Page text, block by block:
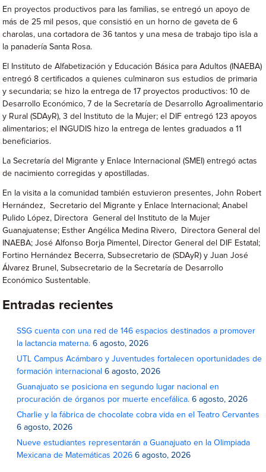
En proyectos productivos para las familias, se entregó un apoyo de
más de 25 mil pesos, que consistió en un horno de gaveta de 6
charolas, una cortadora de 36 tantos y una mesa de trabajo tipo isla a
la panadería Santa Rosa.
El Instituto de Alfabetización y Educación Básica para Adultos (INAEBA)
entregó 8 certificados a quienes culminaron sus estudios de primaria
y secundaria; se hizo la entrega de 17 proyectos productivos: 10 de
Desarrollo Económico, 7 de la Secretaría de Desarrollo Agroalimentario
y Rural (SDAyR), 3 del Instituto de la Mujer; el DIF entregó 123 apoyos
alimentarios; el INGUDIS hizo la entrega de lentes graduados a 11
beneficiarios.
La Secretaría del Migrante y Enlace Internacional (SMEI) entregó actas
de nacimiento corregidas y apostilladas.
En la visita a la comunidad también estuvieron presentes, John Robert
Hernández, Secretario del Migrante y Enlace Internacional; Anabel
Pulido López, Directora General del Instituto de la Mujer
Guanajuatense; Esther Angélica Medina Rivero, Directora General del
INAEBA; José Alfonso Borja Pimentel, Director General del DIF Estatal;
Fortino Hernández Becerra, Subsecretario de (SDAyR) y Juan José
Álvarez Brunel, Subsecretario de la Secretaría de Desarrollo
Económico Sustentable.
Entradas recientes
SSG cuenta con una red de 146 espacios destinados a promover
la lactancia materna. 6 agosto, 2026
UTL Campus Acámbaro y Juventudes fortalecen oportunidades de
formación internacional 6 agosto, 2026
Guanajuato se posiciona en segundo lugar nacional en
procuración de órganos por muerte encefálica. 6 agosto, 2026
Charlie y la fábrica de chocolate cobra vida en el Teatro Cervantes
6 agosto, 2026
Nueve estudiantes representarán a Guanajuato en la Olimpiada
Mexicana de Matemáticas 2026 6 agosto, 2026